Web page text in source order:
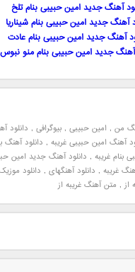
آهنگ جدید امین حبیبی بنام تلخ
آهنگ جدید امین حبیبی بنام شیناریا
آهنگ جدید امین حبیبی بنام عادت
آهنگ جدید امین حبیبی بنام منو نبوس
من , امین حبیبی , بیوگرافی , دانلود
آهنگ امین حبیبی غریبه , دانلود آهنگ
بنام غریبه , دانلود آهنگ جدید امین
غریبه , دانلود آهنگهای , دانلود
از, متن آهنگ غریبه از